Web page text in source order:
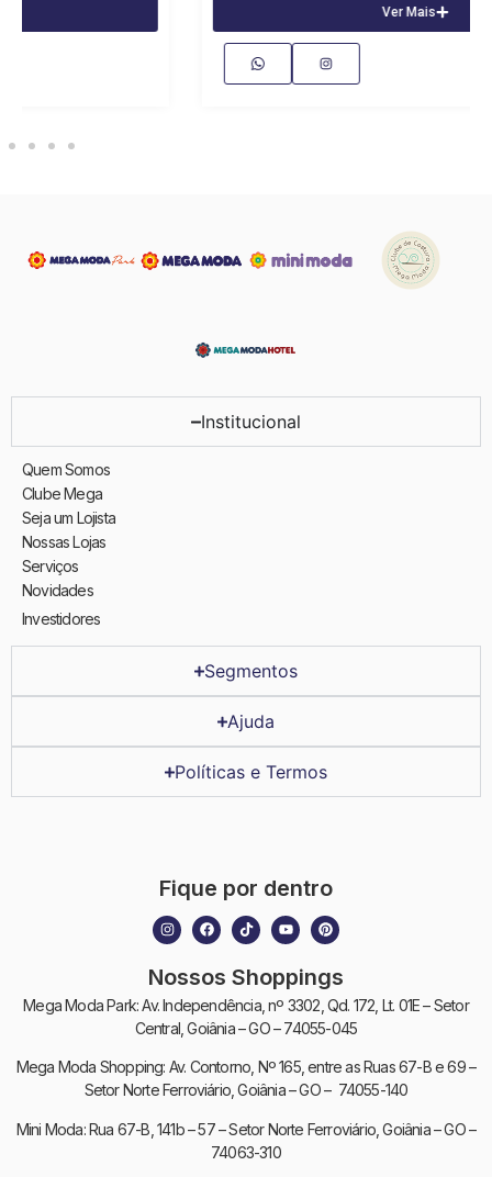
Institucional
Quem Somos
Clube Mega
Seja um Lojista
Nossas Lojas
Serviços
Novidades
Investidores
Segmentos
Ajuda
Políticas e Termos
Fique por dentro
Nossos Shoppings
Mega Moda Park: Av. Independência, nº 3302, Qd. 172, Lt. 01E – Setor
Central, Goiânia – GO – 74055-045
Mega Moda Shopping: Av. Contorno, Nº 165, entre as Ruas 67-B e 69 –
Setor Norte Ferroviário, Goiânia – GO – 74055-140
Mini Moda: Rua 67-B, 141b – 57 – Setor Norte Ferroviário, Goiânia – GO –
74063-310